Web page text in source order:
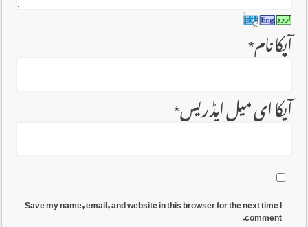
آپکا نام*
آپکا ای میل ایڈریس*
Save my name, email, and website in this browser for the next time I
comment.